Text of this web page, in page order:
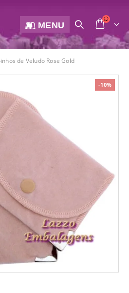
MENU
de Veludo Rose Gold
-10%